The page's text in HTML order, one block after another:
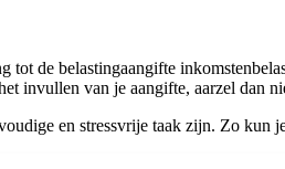
tot de belastingaangifte
van je aangifte, aarzel dan
en stressvrije taak zijn. Zo kun